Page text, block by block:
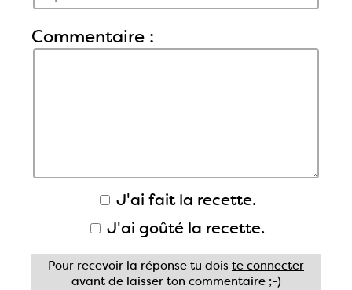
Commentaire :
J'ai fait la recette.
J'ai goûté la recette.
Pour recevoir la réponse tu dois te connecter
avant de laisser ton commentaire ;-)